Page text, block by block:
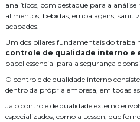
analíticos, com destaque para a
alimentos, bebidas, embalagens,
acabados.
Um dos pilares fundamentais do
controle de qualidade interno e
papel essencial para a segurança e
O controle de qualidade interno
dentro da própria empresa, em todas
Já o controle de qualidade externo
especializados, como a Lessen, que